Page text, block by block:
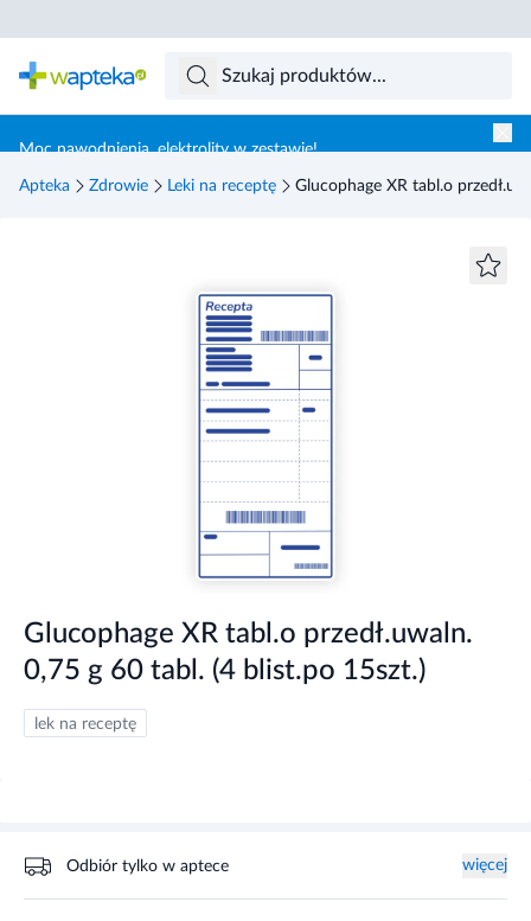
Moc nawodnienia, elektrolity w zestawie!
Apteka Zdrowie Leki na receptę Glucophage XR tabl.o
Glucophage XR tabl.o przedł.uwaln.
0,75 g 60 tabl. (4 blist.po 15szt.)
lek na receptę
Odbiór tylko w aptece więcej